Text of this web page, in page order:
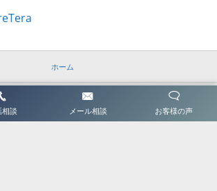
相談 メール相談 お客様の声
ホーム
はじめてご利用の方へ